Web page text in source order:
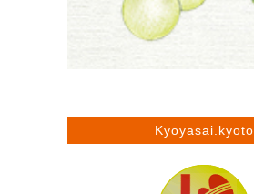
Kyoyasai.kyoto